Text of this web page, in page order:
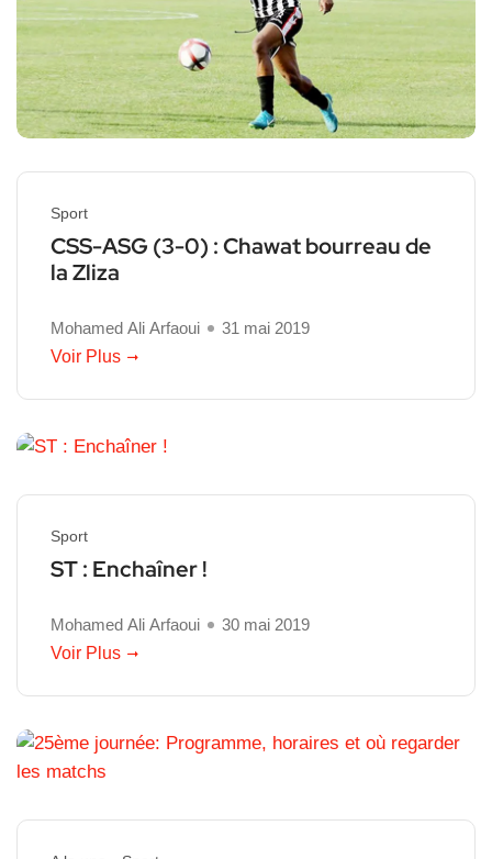
Sport
CSS-ASG (3-0) : Chawat bourreau de
la Zliza
Mohamed Ali Arfaoui
31 mai 2019
Voir Plus
Sport
ST : Enchaîner !
Mohamed Ali Arfaoui
30 mai 2019
Voir Plus